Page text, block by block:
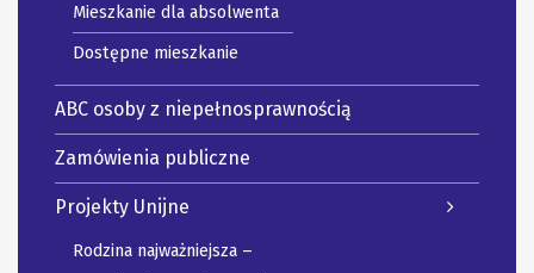
Mieszkanie dla absolwenta
Dostępne mieszkanie
ABC osoby z niepełnosprawnością
Zamówienia publiczne
Projekty Unijne
Rodzina najważniejsza –